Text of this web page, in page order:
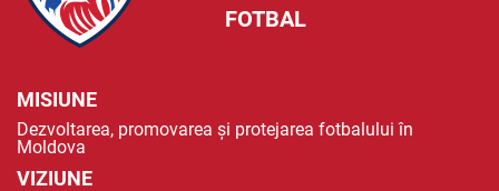
FOTBAL
MISIUNE
Dezvoltarea, promovarea și protejarea fotbalului în
Moldova
VIZIUNE